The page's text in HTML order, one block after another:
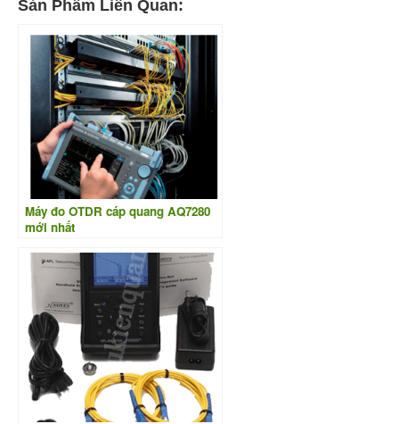
Sản Phẩm Liên Quan:
Máy đo OTDR cáp quang AQ7280
mới nhất